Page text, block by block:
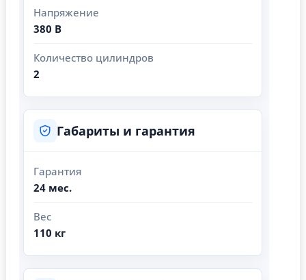
Напряжение
380 В
Количество цилиндров
2
Габариты и гарантия
Гарантия
24 мес.
Вес
110 кг